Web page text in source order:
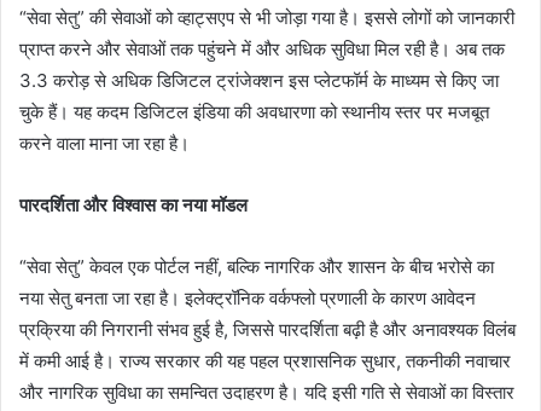
“सेवा सेतु” की सेवाओं को व्हाट्सएप से भी जोड़ा गया है। इससे लोगों को जानकारी
प्राप्त करने और सेवाओं तक पहुंचने में और अधिक सुविधा मिल रही है। अब तक
3.3 करोड़ से अधिक डिजिटल ट्रांजेक्शन इस प्लेटफॉर्म के माध्यम से किए जा
चुके हैं। यह कदम डिजिटल इंडिया की अवधारणा को स्थानीय स्तर पर मजबूत
करने वाला माना जा रहा है।
पारदर्शिता और विश्वास का नया मॉडल
“सेवा सेतु” केवल एक पोर्टल नहीं, बल्कि नागरिक और शासन के बीच भरोसे का
नया सेतु बनता जा रहा है। इलेक्ट्रॉनिक वर्कफ्लो प्रणाली के कारण आवेदन
प्रक्रिया की निगरानी संभव हुई है, जिससे पारदर्शिता बढ़ी है और अनावश्यक विलंब
में कमी आई है। राज्य सरकार की यह पहल प्रशासनिक सुधार, तकनीकी नवाचार
और नागरिक सुविधा का समन्वित उदाहरण है। यदि इसी गति से सेवाओं का विस्तार